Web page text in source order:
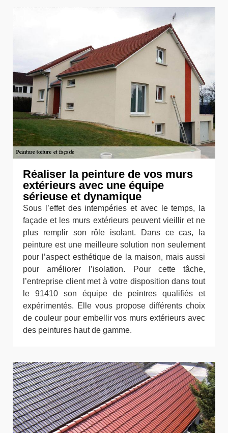
Réaliser la peinture de vos murs
extérieurs avec une équipe
sérieuse et dynamique
Sous l’effet des intempéries et avec le temps, la
façade et les murs extérieurs peuvent vieillir et ne
plus remplir son rôle isolant. Dans ce cas, la
peinture est une meilleure solution non seulement
pour l’aspect esthétique de la maison, mais aussi
pour améliorer l’isolation. Pour cette tâche,
l’entreprise client met à votre disposition dans tout
le 91410 son équipe de peintres qualifiés et
expérimentés. Elle vous propose différents choix
de couleur pour embellir vos murs extérieurs avec
des peintures haut de gamme.